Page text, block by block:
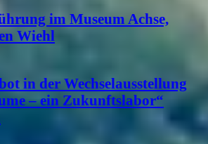
im Museum Achse,
Wiehl
in der Wechselausstellung
– ein Zukunftslabor“